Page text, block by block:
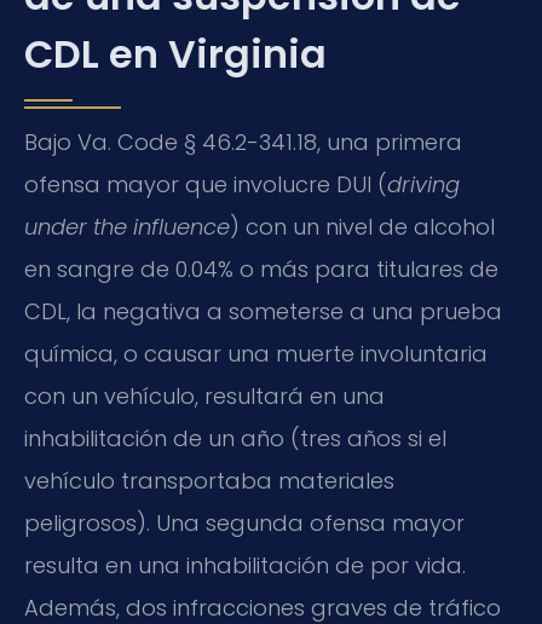
CDL en Virginia
Bajo Va. Code § 46.2-341.18, una primera
ofensa mayor que involucre DUI (driving
under the influence) con un nivel de alcohol
en sangre de 0.04% o más para titulares de
CDL, la negativa a someterse a una prueba
química, o causar una muerte involuntaria
con un vehículo, resultará en una
inhabilitación de un año (tres años si el
vehículo transportaba materiales
peligrosos). Una segunda ofensa mayor
resulta en una inhabilitación de por vida.
Además, dos infracciones graves de tráfico